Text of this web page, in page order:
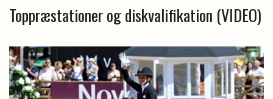
Toppræstationer og diskvalifikation (VIDEO)